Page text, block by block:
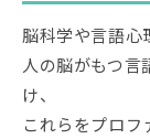
脳科学や言語心
人の脳がもつ言
け、
これらをプロフ